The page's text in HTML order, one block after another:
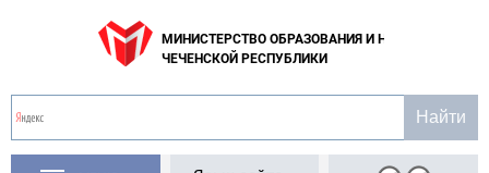
МИНИСТЕРСТВО ОБРАЗОВАНИЯ И НАУКИ
ЧЕЧЕНСКОЙ РЕСПУБЛИКИ